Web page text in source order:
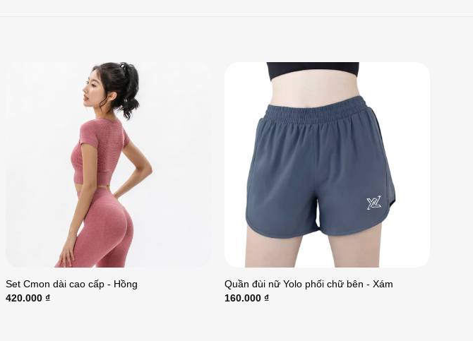
Set Cmon dài cao cấp - Hồng
420.000 ₫
Quần đùi nữ Yolo phối chữ bên - Xám
160.000₫